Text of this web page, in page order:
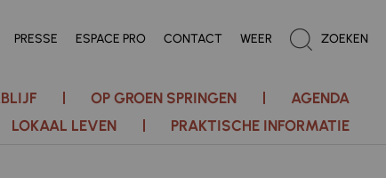
PRESSE ESPACE PRO CONTACT WEER ZOEKEN
OP GROEN SPRINGEN
AGENDA
LOKAAL LEVEN
PRAKTISCHE INFORMATIE